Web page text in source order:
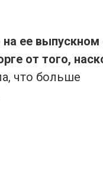
ее выпускном
от того,
что больше